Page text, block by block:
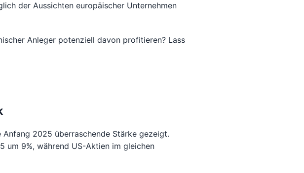
der Aussichten europäischer Unternehmen
Anleger potenziell davon profitieren? Lass
2025 überraschende Stärke gezeigt.
um 9%, während US-Aktien im gleichen